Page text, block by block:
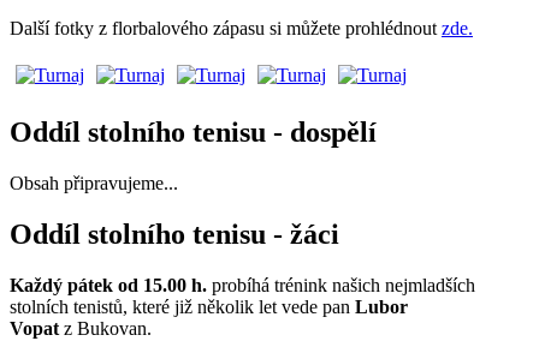
Další fotky z florbalového zápasu si můžete prohlédnoutzde.
Oddíl stolního tenisu - dospělí
Obsah připravujeme...
Oddíl stolního tenisu - žáci
Každý pátek od 15.00 h. probíhá trénink našich nejmladších
stolních tenistů, které již několik let vede pan Lubor
Vopat z Bukovan.